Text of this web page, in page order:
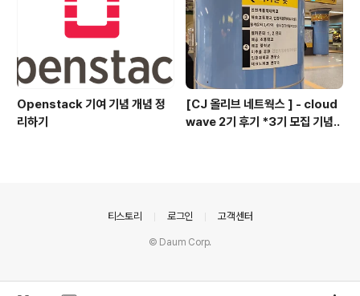
Openstack 기여 기념 개념 정
리하기
[CJ 올리브 네트웍스 ] - cloud
wave 2기 후기 *3기 모집 기념..
티스토리 로그인 고객센터
© Daum Corp.